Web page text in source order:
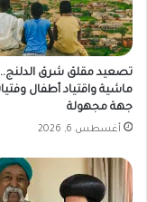
ن
تصعيد مقلق شرق
ماشية واقتياد أطفال
جهة مجهولة
أغسطس 6, 2026